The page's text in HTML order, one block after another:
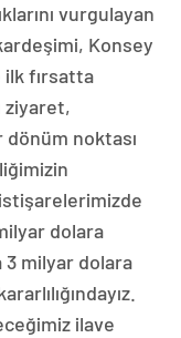
vurgulayan
Konsey
ilk fırsatta
ziyaret,
noktası
dolara
3 milyar dolara
ilave